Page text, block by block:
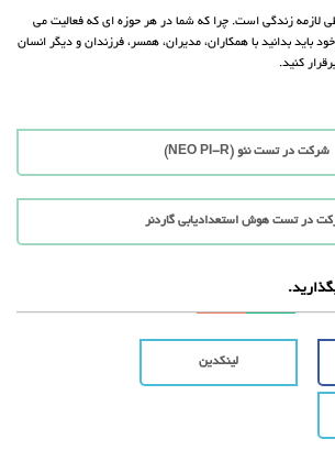
لازمه زندگی است. چرا که شما در هر حوزه ای که فعالیت می
باید بدانید با همکاران، مدیران، همسر، فرزندان و دیگر انسان
کنید.
شرکت در تست نئو (NEO PI-R)
در تست هوش استعدادیابی گاردنر
لینکدین